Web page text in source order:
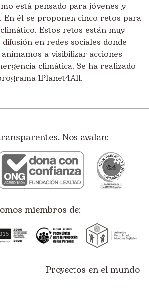
está pensado para jóvenes y
En él se proponen cinco retos para
Estos retos están muy
en redes sociales donde
a visibilizar acciones
climática. Se ha realizado
1Planet4All.
Nos avalan:
miembros de:
Proyectos en el mundo